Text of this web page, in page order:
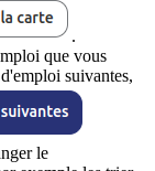
.
que vous
suivantes,
le